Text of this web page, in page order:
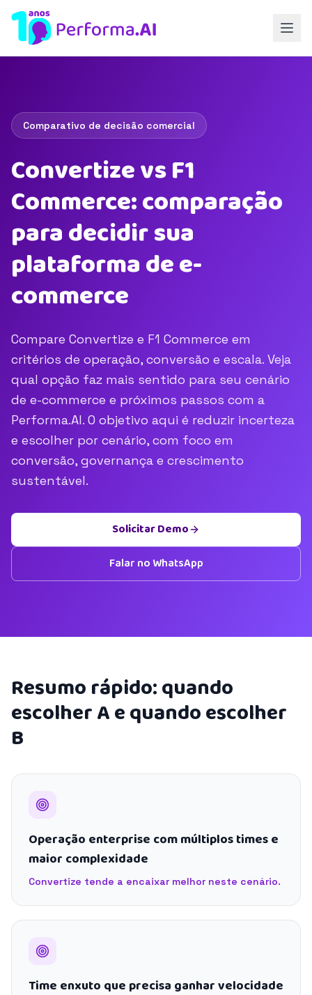
Comparativo de decisão comercial
Convertize vs F1
Commerce: comparação
para decidir sua
plataforma de e-
commerce
Compare Convertize e F1 Commerce em
critérios de operação, conversão e escala. Veja
qual opção faz mais sentido para seu cenário
de e-commerce e próximos passos com a
Performa.AI. O objetivo aqui é reduzir incerteza
e escolher por cenário, com foco em
conversão, governança e crescimento
sustentável.
Solicitar Demo
Falar no WhatsApp
Resumo rápido: quando
escolher A e quando escolher
B
Operação enterprise com múltiplos times e
maior complexidade
Convertize tende a encaixar melhor neste cenário.
Time enxuto que precisa ganhar velocidade